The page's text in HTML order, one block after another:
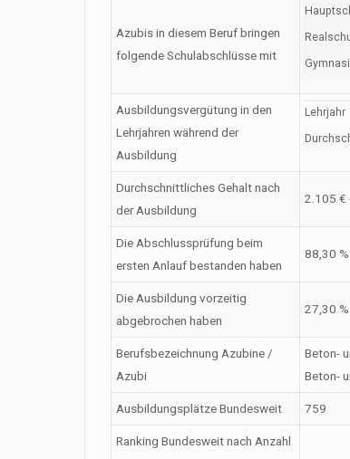
Azubis in diesem Beruf bringen
folgende Schulabschlüsse mit
Ausbildungsvergütung in den
Lehrjahren während der
Ausbildung
Lehrjahr
Durchschnittliches Gehalt nach
der Ausbildung
2.105 €
Die Abschlussprüfung beim
ersten Anlauf bestanden haben
88,30 %
Die Ausbildung vorzeitig
abgebrochen haben
27,30 %
Berufsbezeichnung Azubine /
Azubi
Beton-
Beton-
Ausbildungsplätze Bundesweit 759
Ranking Bundesweit nach Anzahl